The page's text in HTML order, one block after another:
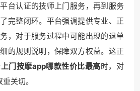
台认证的技师上门服务，再到服务
完整闭环。平台强调提供专业、正
，对于服务过程中可能出现的退单
的规则说明，保障双方权益。这正
上门按摩app哪款性价比最高时，对
关切。